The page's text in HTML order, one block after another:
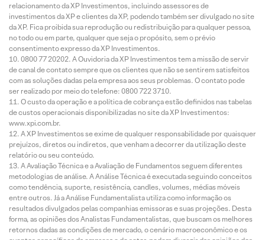
relacionamento da XP Investimentos, incluindo assessores de
investimentos da XP e clientes da XP, podendo também ser divulgado no site
da XP. Fica proibida sua reprodução ou redistribuição para qualquer pessoa,
no todo ou em parte, qualquer que seja o propósito, sem o prévio
consentimento expresso da XP Investimentos.
0800 77 20202. A Ouvidoria da XP Investimentos tem a missão de servir
de canal de contato sempre que os clientes que não se sentirem satisfeitos
com as soluções dadas pela empresa aos seus problemas. O contato pode
ser realizado por meio do telefone: 0800 722 3710.
O custo da operação e a política de cobrança estão definidos nas tabelas
de custos operacionais disponibilizadas no site da XP Investimentos:
www.xpi.com.br.
A XP Investimentos se exime de qualquer responsabilidade por quaisquer
prejuízos, diretos ou indiretos, que venham a decorrer da utilização deste
relatório ou seu conteúdo.
A Avaliação Técnica e a Avaliação de Fundamentos seguem diferentes
metodologias de análise. A Análise Técnica é executada seguindo conceitos
como tendência, suporte, resistência, candles, volumes, médias móveis
entre outros. Já a Análise Fundamentalista utiliza como informação os
resultados divulgados pelas companhias emissoras e suas projeções. Desta
forma, as opiniões dos Analistas Fundamentalistas, que buscam os melhores
retornos dadas as condições de mercado, o cenário macroeconômico e os